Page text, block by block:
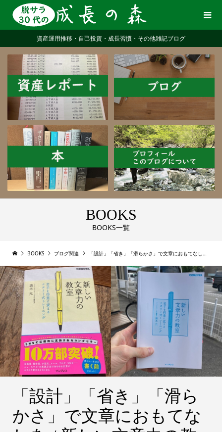
資産運用推移・自己投資・成長習慣・その他雑記ブログ
BOOKS
BOOKS一覧
BOOKS ブログ関連 「設計」「省き」「滑らかさ」で文章におもてなしを / 新しい文章力の教室[唐木元]
「設計」「省き」「滑ら
かさ」で文章におもてな